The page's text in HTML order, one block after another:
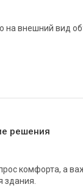
на внешний вид
решения
комфорта, а
здания.